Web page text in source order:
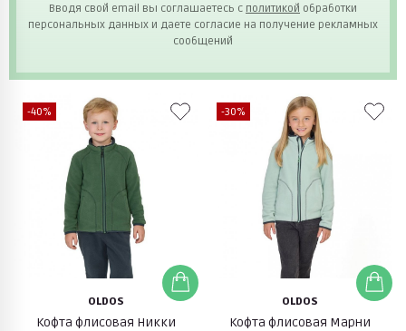
Вводя свой email вы соглашаетесь с политикой обработки
персональных данных и даете согласие на получение рекламных
сообщений
-40%
OLDOS
Кофта флисовая Никки
-30%
OLDOS
Кофта флисовая Марни